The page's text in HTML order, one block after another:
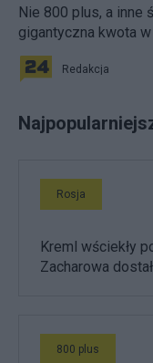
Nie 800 plus, a inne
gigantyczna kwota
Redakcja
Rosja
Kreml wściekły
Zacharowa
800 plus